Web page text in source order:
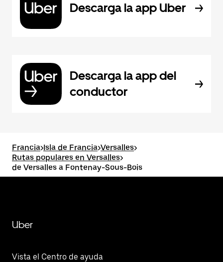
Descarga la app Uber
Descarga la app del
conductor
Francia>Isla de Francia>Versalles>
Rutas populares en Versalles>
de Versalles a Fontenay-Sous-Bois
Uber
Vista el Centro de ayuda